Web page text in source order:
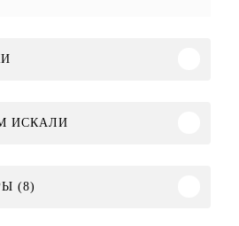
ИСКАЛИ
(8)